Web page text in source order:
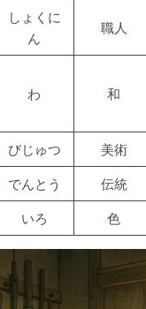
しょくに
ん
職人
わ 和
びじゅつ 美術
でんとう 伝統
いろ 色